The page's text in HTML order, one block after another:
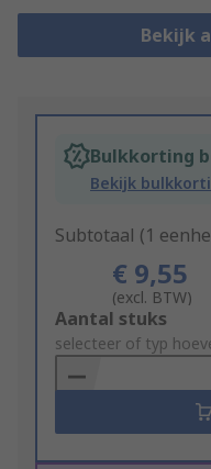
Bekijk
Bulkkorting
Bekijk
Subtotaal (1
€ 9,55
(excl. BTW)
Add
to
Basket
Aantal stuks
selecteer of typ